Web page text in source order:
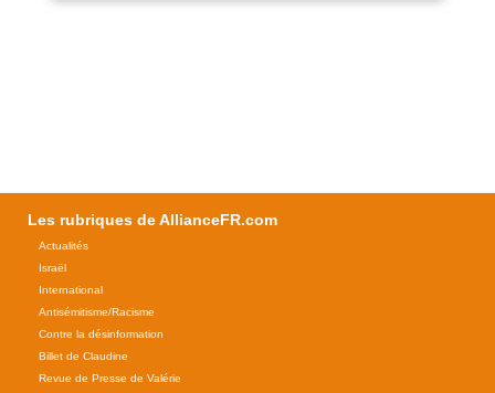
Les rubriques de AllianceFR.com
Actualités
Israël
International
Antisémitisme/Racisme
Contre la désinformation
Billet de Claudine
Revue de Presse de Valérie